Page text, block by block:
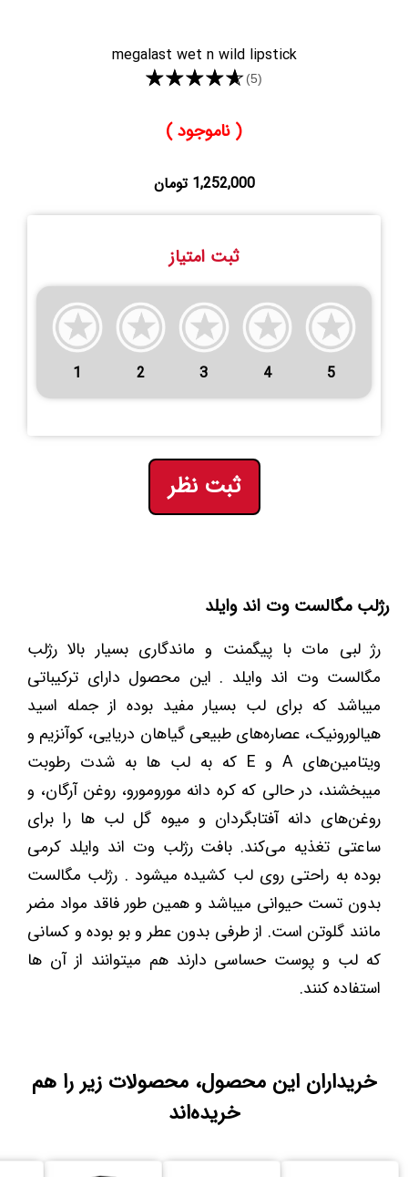
megalast wet n wild lipstick
★★★★★(5)
( ناموجود )
1,252,000 تومان
ثبت امتیاز
1 2 3 4 5
ثبت نظر
رژلب مگالست وت اند وایلد
رژ لبی مات با پیگمنت و ماندگاری بسیار بالا رژلب
مگالست وت اند وایلد . این محصول دارای ترکیباتی
میباشد که برای لب بسیار مفید بوده از جمله اسید
هیالورونیک، عصاره‌های طبیعی گیاهان دریایی، کوآنزیم و
ویتامین‌های A و E که به لب ها به شدت رطوبت
میبخشند، در حالی که کره دانه مورومورو، روغن آرگان، و
روغن‌های دانه آفتابگردان و میوه گل لب ها را برای
ساعتی تغذیه می‌کند. بافت رژلب وت اند وایلد کرمی
بوده به راحتی روی لب کشیده میشود . رژلب مگالست
بدون تست حیوانی میباشد و همین طور فاقد مواد مضر
مانند گلوتن است. از طرفی بدون عطر و بو بوده و کسانی
که لب و پوست حساسی دارند هم میتوانند از آن ها
استفاده کنند.
خریداران این محصول، محصولات زیر را هم
خریده‌اند